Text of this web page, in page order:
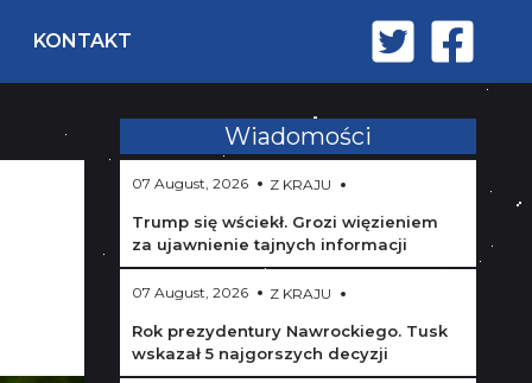
KONTAKT
Wiadomości
07 August, 2026 Z KRAJU
Trump się wściekł. Grozi więzieniem
za ujawnienie tajnych informacji
07 August, 2026 Z KRAJU
Rok prezydentury Nawrockiego. Tusk
wskazał 5 najgorszych decyzji